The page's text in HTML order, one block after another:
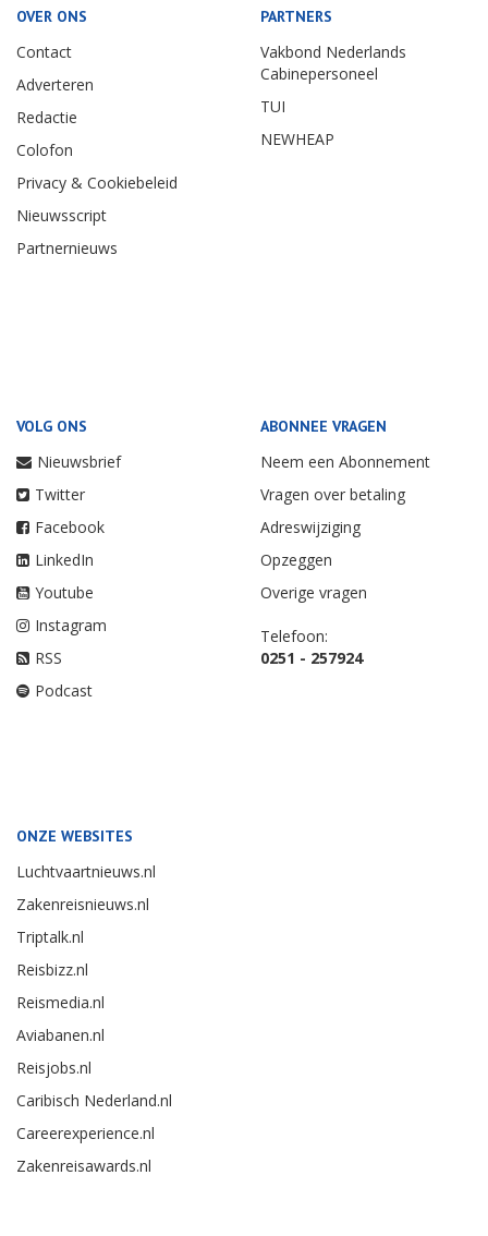
OVER ONS
Contact
Adverteren
Redactie
Colofon
Privacy & Cookiebeleid
Nieuwsscript
Partnernieuws
PARTNERS
Vakbond Nederlands
Cabinepersoneel
TUI
NEWHEAP
VOLG ONS
Nieuwsbrief
Twitter
Facebook
LinkedIn
Youtube
Instagram
RSS
Podcast
ABONNEE VRAGEN
Neem een Abonnement
Vragen over betaling
Adreswijziging
Opzeggen
Overige vragen
Telefoon:
0251 - 257924
ONZE WEBSITES
Luchtvaartnieuws.nl
Zakenreisnieuws.nl
Triptalk.nl
Reisbizz.nl
Reismedia.nl
Aviabanen.nl
Reisjobs.nl
Caribisch Nederland.nl
Careerexperience.nl
Zakenreisawards.nl